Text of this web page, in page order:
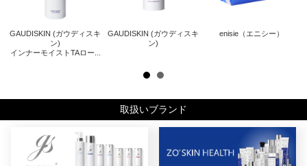
GAUDISKIN (ガウディスキ
ン)
インナーモイストTAロー...
GAUDISKIN (ガウディスキ
ン)
enisie（エニシー）
取扱いブランド